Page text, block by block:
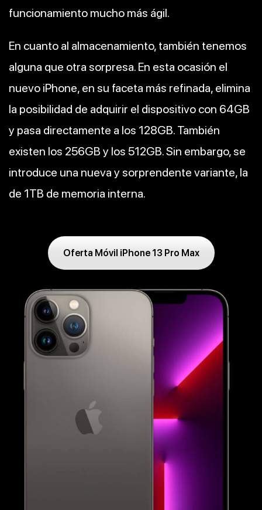
funcionamiento mucho más ágil.
En cuanto al almacenamiento, también tenemos
alguna que otra sorpresa. En esta ocasión el
nuevo iPhone, en su faceta más refinada, elimina
la posibilidad de adquirir el dispositivo con 64GB
y pasa directamente a los 128GB. También
existen los 256GB y los 512GB. Sin embargo, se
introduce una nueva y sorprendente variante, la
de 1TB de memoria interna.
Oferta Móvil iPhone 13 Pro Max